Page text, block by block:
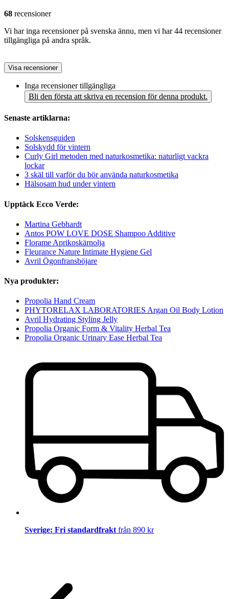
68 recensioner
Vi har inga recensioner på svenska ännu, men vi har 44 recensioner
tillgängliga på andra språk.
Visa recensioner
Inga recensioner tillgängliga
Bli den första att skriva en recension för denna produkt.
Senaste artiklarna:
Solskensguiden
Solskydd för vintern
Curly Girl metoden med naturkosmetika: naturligt vackra
lockar
3 skäl till varför du bör använda naturkosmetika
Hälsosam hud under vintern
Upptäck Ecco Verde:
Martina Gebhardt
Antos POW LOVE DOSE Shampoo Additive
Florame Aprikoskärnolja
Fleurance Nature Intimate Hygiene Gel
Avril Ögonfransböjare
Nya produkter:
Propolia Hand Cream
PHYTORELAX LABORATORIES Argan Oil Body Lotion
Avril Hydrating Styling Jelly
Propolia Organic Form & Vitality Herbal Tea
Propolia Organic Urinary Ease Herbal Tea
Sverige: Fri standardfrakt från 890 kr